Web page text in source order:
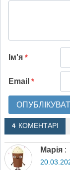
Ім'я *
Email *
4 КОМЕНТАРІ
Марія :